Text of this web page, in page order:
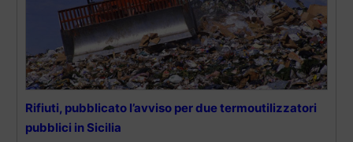
Rifiuti, pubblicato l’avviso per due termoutilizzatori
pubblici in Sicilia